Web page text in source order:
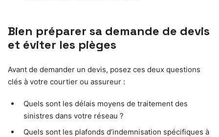
Bien préparer sa demande de devis
et éviter les pièges
Avant de demander un devis, posez ces deux questions
clés à votre courtier ou assureur :
Quels sont les délais moyens de traitement des
sinistres dans votre réseau ?
Quels sont les plafonds d’indemnisation spécifiques à